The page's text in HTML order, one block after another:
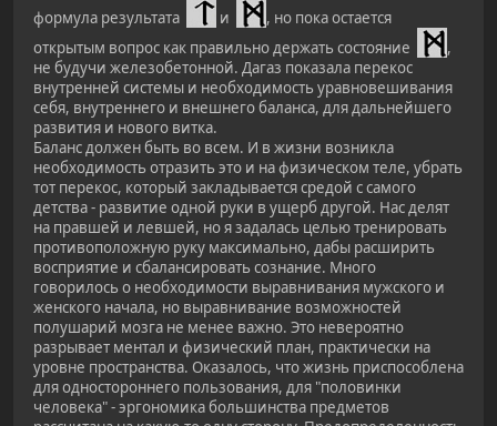
формула результата
и
, но пока остается
открытым вопрос как правильно держать состояние
,
не будучи железобетонной. Дагаз показала перекос
внутренней системы и необходимость уравновешивания
себя, внутреннего и внешнего баланса, для дальнейшего
развития и нового витка.
Баланс должен быть во всем. И в жизни возникла
необходимость отразить это и на физическом теле, убрать
тот перекос, который закладывается средой с самого
детства - развитие одной руки в ущерб другой. Нас делят
на правшей и левшей, но я задалась целью тренировать
противоположную руку максимально, дабы расширить
восприятие и сбалансировать сознание. Много
говорилось о необходимости выравнивания мужского и
женского начала, но выравнивание возможностей
полушарий мозга не менее важно. Это невероятно
разрывает ментал и физический план, практически на
уровне пространства. Оказалось, что жизнь приспособлена
для одностороннего пользования, для "половинки
человека" - эргономика большинства предметов